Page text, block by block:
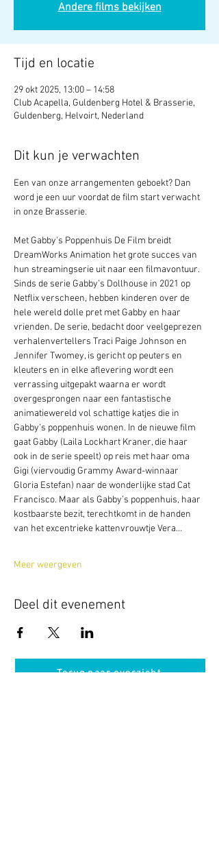
Andere films bekijken
Tijd en locatie
29 okt 2025, 13:00 – 14:58
Club Acapella, Guldenberg Hotel & Brasserie,
Guldenberg, Helvoirt, Nederland
Dit kun je verwachten
Een van onze arrangementen geboekt? Dan
word je een uur voordat de film start verwacht
in onze Brasserie.
Met Gabby's Poppenhuis De Film breidt
DreamWorks Animation het grote succes van
hun streamingserie uit naar een filmavontuur.
Sinds de serie Gabby’s Dollhouse in 2021 op
Netflix verscheen, hebben kinderen over de
hele wereld dolle pret met Gabby en haar
vrienden. De serie, bedacht door veelgeprezen
verhalenvertellers Traci Paige Johnson en
Jennifer Twomey, is gericht op peuters en
kleuters en in elke aflevering wordt een
verrassing uitgepakt waarna er wordt
overgesprongen naar een fantastische
animatiewereld vol schattige katjes die in
Gabby’s poppenhuis wonen. In de nieuwe film
gaat Gabby (Laila Lockhart Kraner, die haar
ook in de serie speelt) op reis met haar oma
Gigi (viervoudig Grammy Award-winnaar
Gloria Estefan) naar de wonderlijke stad Cat
Francisco. Maar als Gabby’s poppenhuis, haar
kostbaarste bezit, terechtkomt in de handen
van het excentrieke kattenvrouwtje Vera…
Meer weergeven
Deel dit evenement
Terug naar overzicht